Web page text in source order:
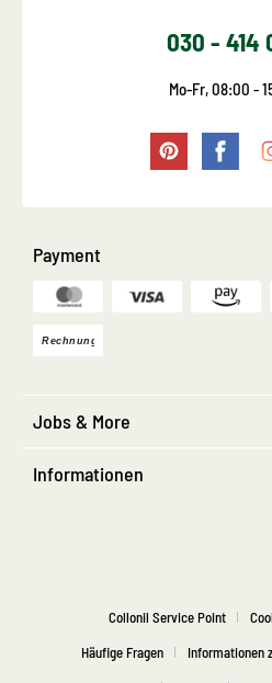
030 - 414
Mo-Fr, 08:00 -
Payment
Jobs & More
Informationen
Collonil Service Point
Häufige Fragen
Informationen